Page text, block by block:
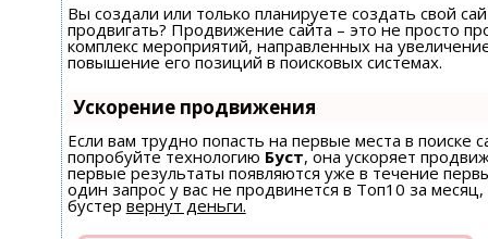
Вы создали или только планируете создать свой
продвигать? Продвижение сайта – это не просто
комплекс мероприятий, направленных на
повышение его позиций в поисковых системах.
Ускорение продвижения
Если вам трудно попасть на первые места в поиске
попробуйте технологию Буст, она ускоряет
первые результаты появляются уже в течение
один запрос у вас не продвинется в Топ10 за
бустер вернут деньги.